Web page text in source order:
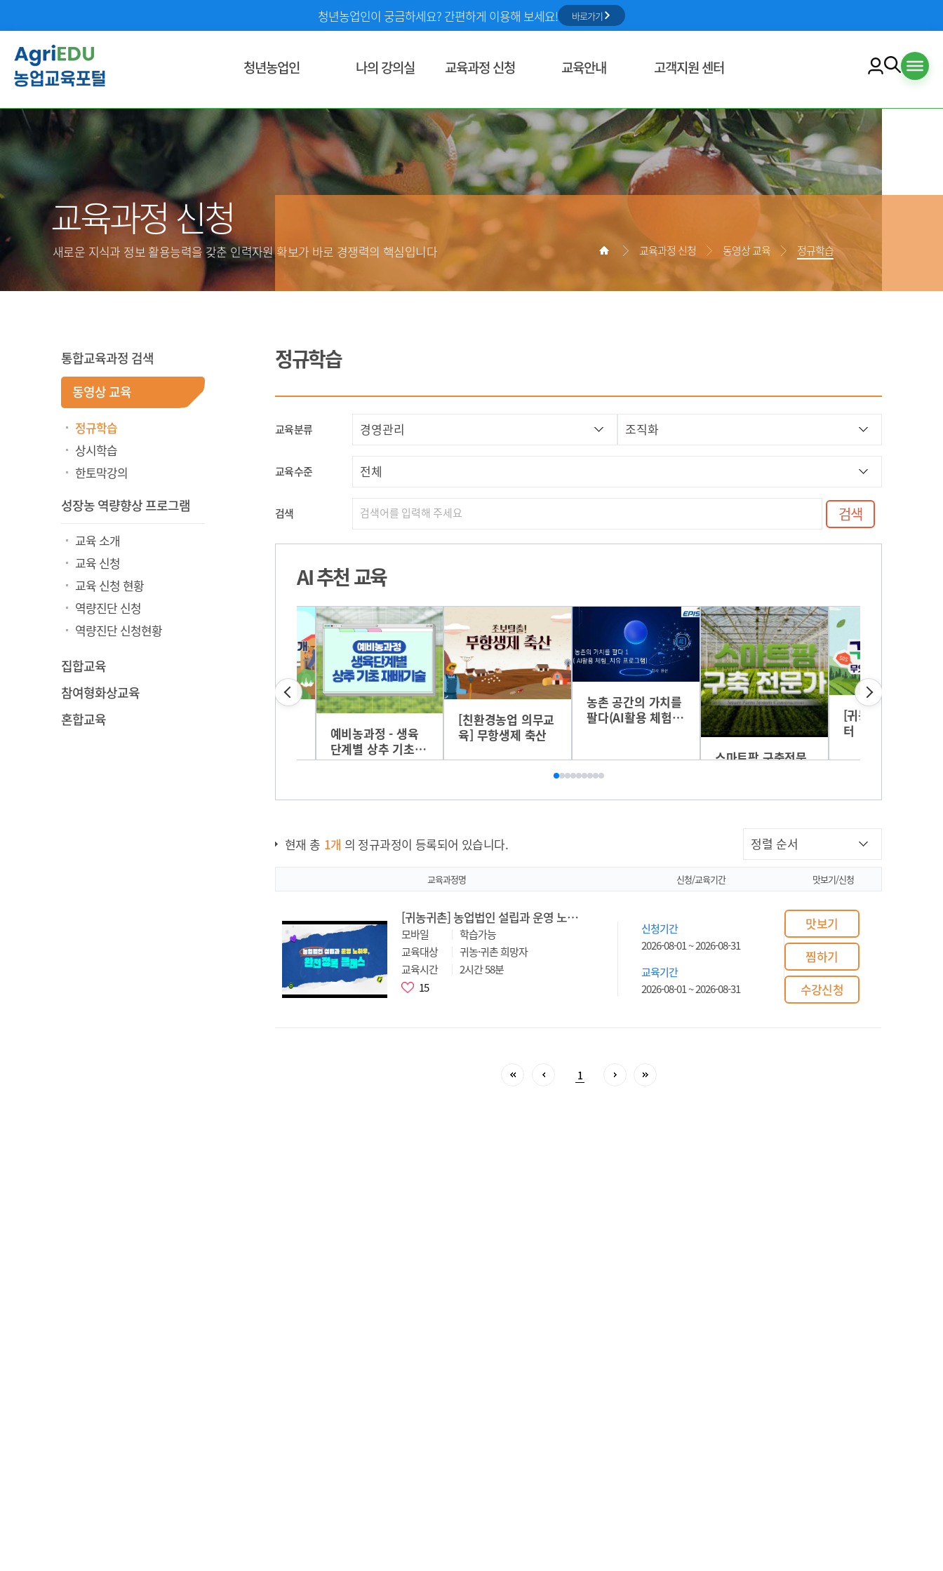
청년농업인이 궁금하세요? 간편하게 이용해 보세요! 바로가기
청년농업인
영농기술ㆍ농업경영 교육
국민내일 배움 훈련과정
창업 단계별 교육
인문ㆍ문화ㆍ외국어 교육
용접ㆍ기계ㆍ기술ㆍ공학 교육
식품 및 유통 교육
나의 강의실
학습현황
찜한 과정
신청중인 과정
학습중인 과정
학습종료과정
문의내역
회원탈퇴
교육과정 신청
통합교육과정 검색
동영상 교육
정규학습
상시학습
성장농 역량향상 프로그램
교육 소개
교육 신청
교육 신청 현황
교육안내
농정원 교육사업
농업교육정보
농업교육소식
교육홍보 및 자료
현장실습교육장(WPL)
스마트농업 기술역량 교육맵
고객지원 센터
교육수강안내
수강신청안내
교육수강안내
수료증 출력 안내
입찰/공모
이용안내
자주하는 질문
교육과정 신청
새로운 지식과 정보 활용능력을 갖춘 인력자원 확보가 바로 경쟁력의 핵심입니다 교육과정 신청 동영상 교육 정규학습
통합교육과정 검색
동영상 교육
정규학습
상시학습
한토막강의
성장농 역량향상 프로그램
교육 소개
교육 신청
교육 신청 현황
역량진단 신청
역량진단 신청현황
집합교육
참여형화상교육
혼합교육
정규학습
교육분류
교육수준
검색 검색
AI 추천 교육
스마트팜과 AI 와의
만남
예비농과정 - 생육
단계별 상추 기초
재배기술
[친환경농업 의무교
육] 무항생제 축산
농촌 공간의 가치를
팔다(AI활용 체험/
스마트팜 구축전문
[귀농귀촌] 귀농닥
터
현재 총 1개 의 정규과정이 등록되어 있습니다.
교육과정명 신청/교육기간 맛보기/신청
[귀농귀촌] 농업법인 설립과 운영 노하우, 완전 정복 클래스
모바일
학습가능
교육대상
귀농·귀촌 희망자
교육시간
2시간 58분
15
신청기간
2026-08-01~2026-08-31
교육기간
2026-08-01~2026-08-31
맛보기
찜하기
수강신청
1